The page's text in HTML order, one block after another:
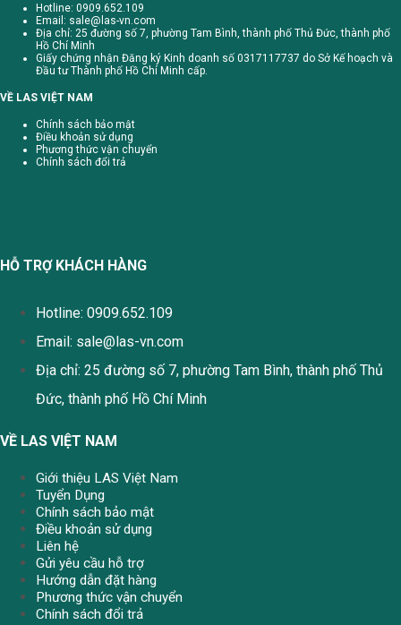
Hotline: 0909.652.109
Email: sale@las-vn.com
Địa chỉ: 25 đường số 7, phường Tam Bình, thành phố Thủ Đức, thành phố
Hồ Chí Minh
Giấy chứng nhận Đăng ký Kinh doanh số 0317117737 do Sở Kế hoạch và
Đầu tư Thành phố Hồ Chí Minh cấp.
VỀ LAS VIỆT NAM
Chính sách bảo mật
Điều khoản sử dụng
Phương thức vận chuyển
Chính sách đổi trả
HỖ TRỢ KHÁCH HÀNG
Hotline: 0909.652.109
Email: sale@las-vn.com
Địa chỉ: 25 đường số 7, phường Tam Bình, thành phố Thủ
Đức, thành phố Hồ Chí Minh
VỀ LAS VIỆT NAM
Giới thiệu LAS Việt Nam
Tuyển Dụng
Chính sách bảo mật
Điều khoản sử dụng
Liên hệ
Gửi yêu cầu hỗ trợ
Hướng dẫn đặt hàng
Phương thức vận chuyển
Chính sách đổi trả